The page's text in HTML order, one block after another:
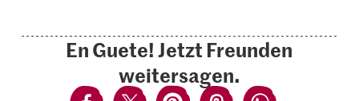
En Guete! Jetzt Freunden
weitersagen.